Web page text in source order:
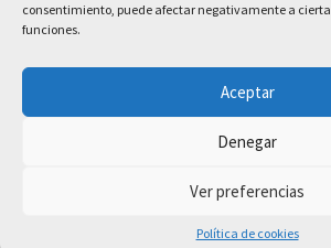
consentimiento, puede afectar negativamente a
funciones.
Aceptar
Denegar
Ver preferencias
Política de cookies
Teléfono: 969 300 003
Email Comunicación y Publicidad:
comunicacion@sanclemente.es
2023 © Ayuntamiento de San Clemente. Todos los